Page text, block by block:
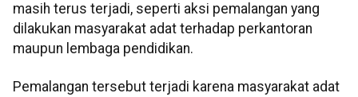
masih terus terjadi, seperti aksi pemalangan yang
dilakukan masyarakat adat terhadap perkantoran
maupun lembaga pendidikan.
Pemalangan tersebut terjadi karena masyarakat adat